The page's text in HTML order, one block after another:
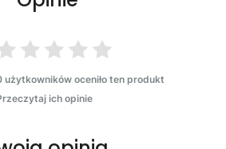
użytkowników oceniło ten produkt
ich opinie